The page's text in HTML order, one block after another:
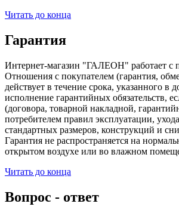
Читать до конца
Гарантия
Интернет-магазин "ГАЛЕОН" работает с
Отношения с покупателем (гарантия,
действует в течение срока, указанного
исполнение гарантийных обязательств,
(договора, товарной накладной,
потребителем правил эксплуатации,
стандартных размеров, конструкций и
Гарантия не распространяется на
открытом воздухе или во влажном
Читать до конца
Вопрос - ответ